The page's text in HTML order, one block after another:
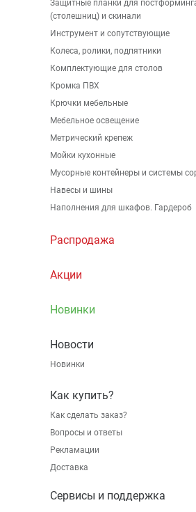
Защитные планки для
(столешниц) и скинали
Инструмент и сопутствующие
Колеса, ролики, подпятники
Комплектующие для столов
Кромка ПВХ
Крючки мебельные
Мебельное освещение
Метрический крепеж
Мойки кухонные
Мусорные контейнеры и системы
Навесы и шины
Наполнения для шкафов. Гардероб
Распродажа
Акции
Новинки
Новости
Новинки
Как купить?
Как сделать заказ?
Вопросы и ответы
Рекламации
Доставка
Сервисы и поддержка